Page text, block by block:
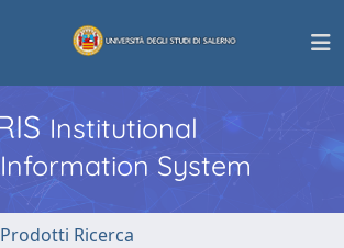
Institutional
System
Ricerca